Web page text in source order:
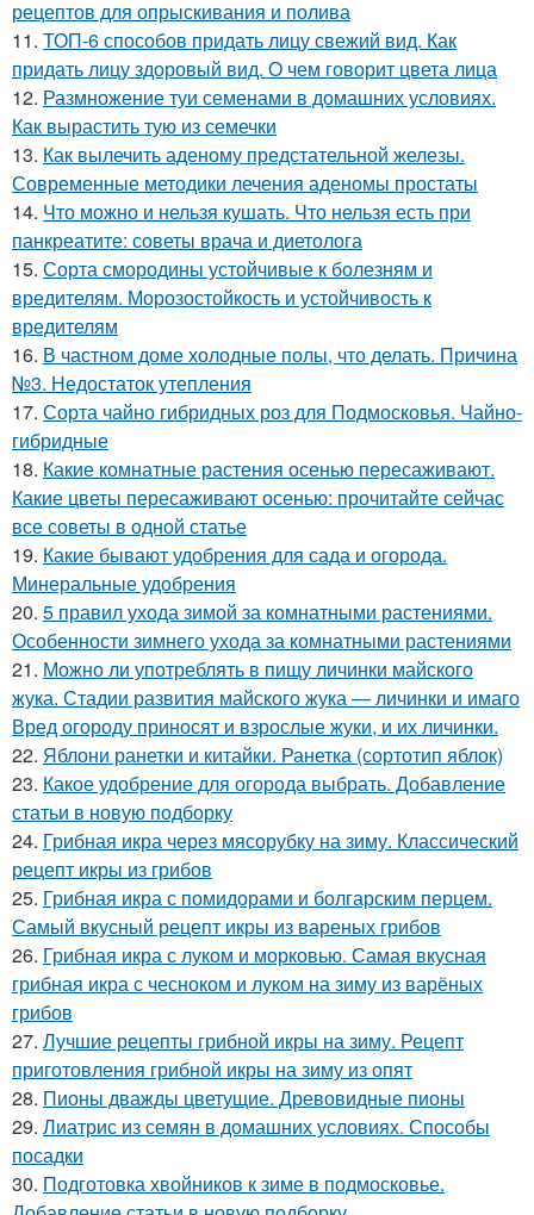
рецептов для опрыскивания и полива
11. ТОП-6 способов придать лицу свежий вид. Как
придать лицу здоровый вид. О чем говорит цвета лица
12. Размножение туи семенами в домашних условиях.
Как вырастить тую из семечки
13. Как вылечить аденому предстательной железы.
Современные методики лечения аденомы простаты
14. Что можно и нельзя кушать. Что нельзя есть при
панкреатите: советы врача и диетолога
15. Сорта смородины устойчивые к болезням и
вредителям. Морозостойкость и устойчивость к
вредителям
16. В частном доме холодные полы, что делать. Причина
№3. Недостаток утепления
17. Сорта чайно гибридных роз для Подмосковья. Чайно-
гибридные
18. Какие комнатные растения осенью пересаживают.
Какие цветы пересаживают осенью: прочитайте сейчас
все советы в одной статье
19. Какие бывают удобрения для сада и огорода.
Минеральные удобрения
20. 5 правил ухода зимой за комнатными растениями.
Особенности зимнего ухода за комнатными растениями
21. Можно ли употреблять в пищу личинки майского
жука. Стадии развития майского жука — личинки и имаго
Вред огороду приносят и взрослые жуки, и их личинки.
22. Яблони ранетки и китайки. Ранетка (сортотип яблок)
23. Какое удобрение для огорода выбрать. Добавление
статьи в новую подборку
24. Грибная икра через мясорубку на зиму. Классический
рецепт икры из грибов
25. Грибная икра с помидорами и болгарским перцем.
Самый вкусный рецепт икры из вареных грибов
26. Грибная икра с луком и морковью. Самая вкусная
грибная икра с чесноком и луком на зиму из варёных
грибов
27. Лучшие рецепты грибной икры на зиму. Рецепт
приготовления грибной икры на зиму из опят
28. Пионы дважды цветущие. Древовидные пионы
29. Лиатрис из семян в домашних условиях. Способы
посадки
30. Подготовка хвойников к зиме в подмосковье.